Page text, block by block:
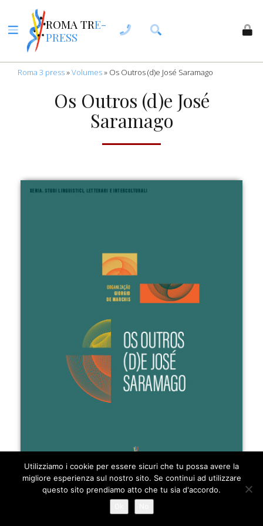
ROMA TRE-
PRESS
Roma 3 press»Volumes» Os Outros (d)e José Saramago
Os Outros (d)e José
Saramago
GIORGIO DE MARCHIS
Utilizziamo i cookie per essere sicuri che tu possa avere la
migliore esperienza sul nostro sito. Se continui ad utilizzare
questo sito prendiamo atto che tu sia d'accordo.